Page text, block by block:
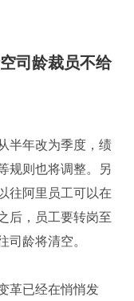
司龄裁员不给
半年改为季度，绩
规则也将调整。另
往阿里员工可以在
后，员工要转岗至
龄将清空。
革已经在悄悄发